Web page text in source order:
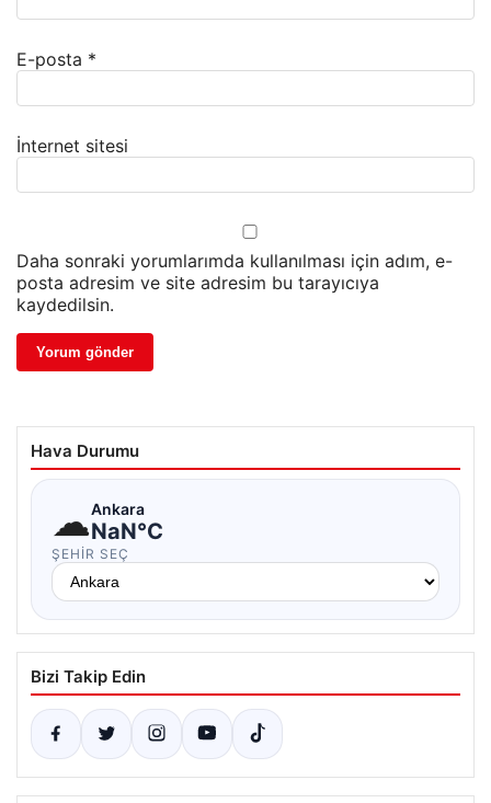
E-posta *
İnternet sitesi
Daha sonraki yorumlarımda kullanılması için adım, e-
posta adresim ve site adresim bu tarayıcıya
kaydedilsin.
Hava Durumu
☁Ankara
NaN°C
ŞEHIR SEÇ
Bizi Takip Edin